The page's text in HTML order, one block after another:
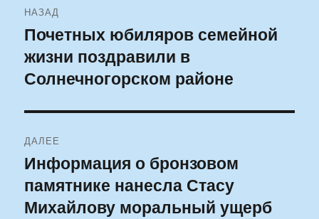
по
записям
НАЗАД
Предыдущая
запись:
Почетных юбиляров семейной
жизни поздравили в
Солнечногорском районе
ДАЛЕЕ
Следующая
запись:
Информация о бронзовом
памятнике нанесла Стасу
Михайлову моральный ущерб